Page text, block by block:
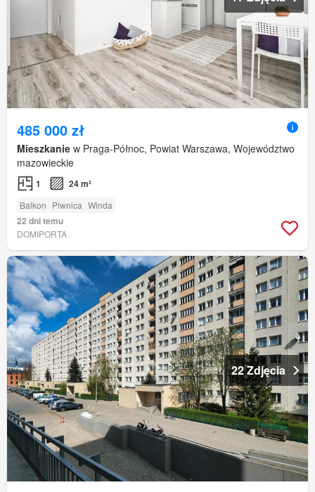
485 000 zł
Mieszkanie w Praga-Północ, Powiat Warszawa, Województwo
mazowieckie
1 24 m²
Balkon Piwnica Winda
22 dni temu
DOMIPORTA
22 Zdjęcia